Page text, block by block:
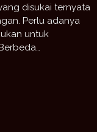
disukai ternyata
Perlu adanya
untuk